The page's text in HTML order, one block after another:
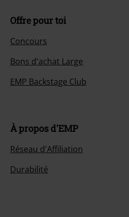
Offre pour toi
Concours
Bons d'achat Large
EMP Backstage Club
À propos d'EMP
Réseau d'Affiliation
Durabilité